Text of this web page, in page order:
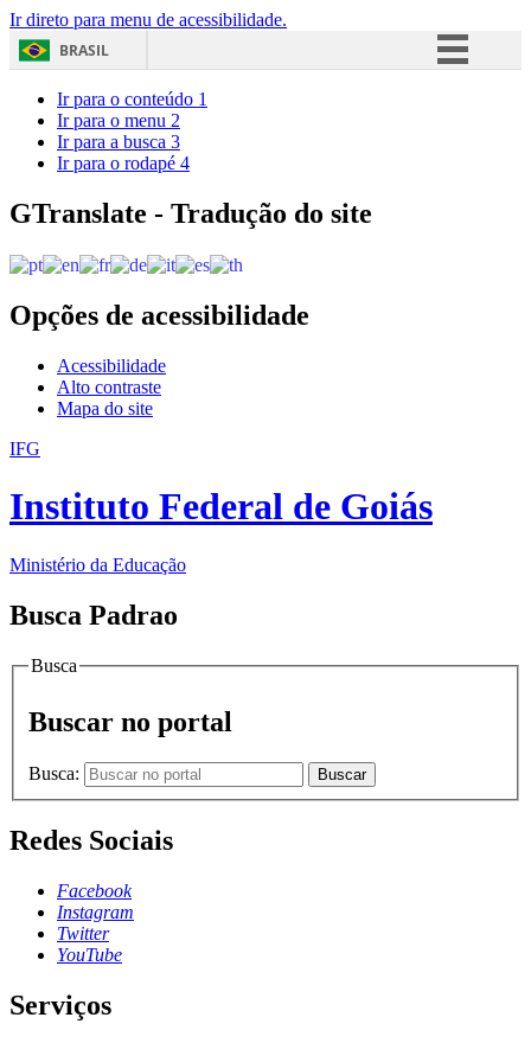
Ir direto para menu de acessibilidade.
BRASIL
Acesso à informação
Ir para o conteúdo 1
Ir para o menu 2
Ir para a busca 3
Ir para o rodapé 4
GTranslate - Tradução do site
Opções de acessibilidade
Acessibilidade
Alto contraste
Mapa do site
IFG
Instituto Federal de Goiás
Ministério da Educação
Busca Padrao
Busca
Buscar no portal
Busca: Buscar
Redes Sociais
Facebook
Instagram
Twitter
YouTube
Serviços